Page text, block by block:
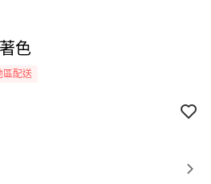
色
區配送